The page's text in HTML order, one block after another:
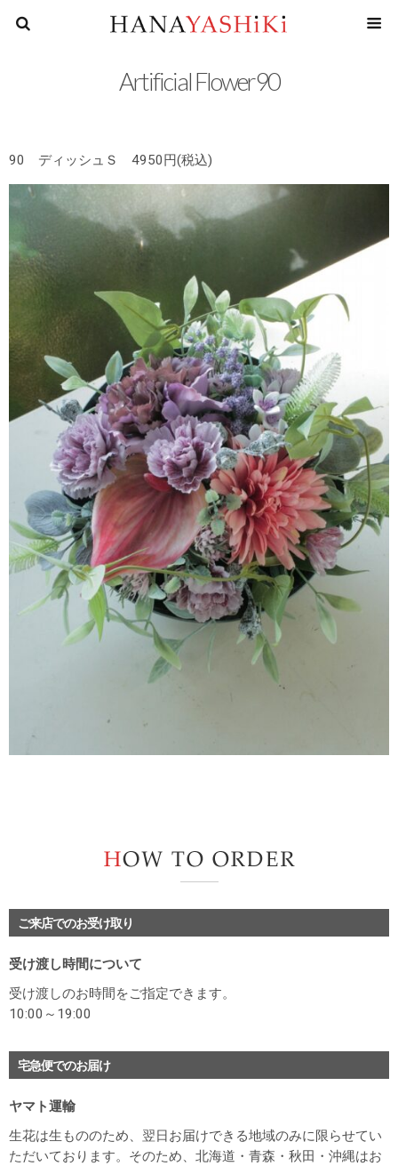
花屋四季
Artificial Flower90
90 ディッシュＳ 4950円(税込)
ご来店でのお受け取り
受け渡し時間について
受け渡しのお時間をご指定できます。
10:00～19:00
宅急便でのお届け
ヤマト運輸
生花は生もののため、翌日お届けできる地域のみに限らせてい
ただいております。そのため、北海道・青森・秋田・沖縄はお